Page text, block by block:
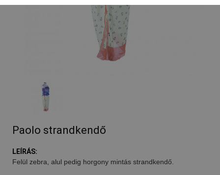
Paolo strandkendő
LEÍRÁS:
Felül zebra, alul pedig horgony mintás strandkendő.